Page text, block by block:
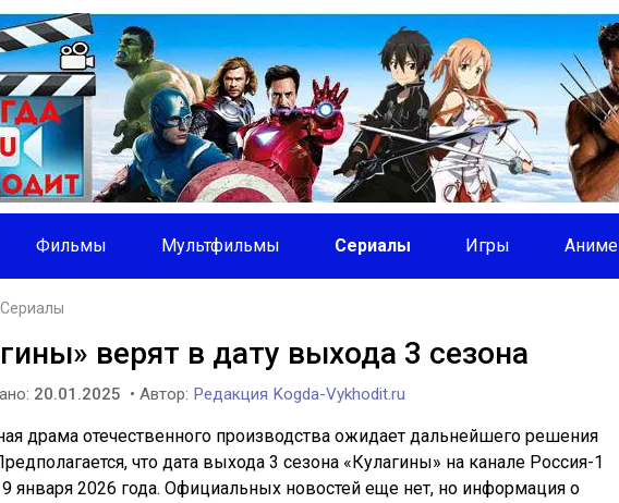
Фильмы Мультфильмы Сериалы Игры Аниме
Сериалы
верят в дату выхода 3 сезона
20.01.2025 • Автор: Редакция Kogda-Vykhodit.ru
драма отечественного производства ожидает дальнейшего решения
что дата выхода 3 сезона «Кулагины» на канале Россия-1
января 2026 года. Официальных новостей еще нет, но информация о